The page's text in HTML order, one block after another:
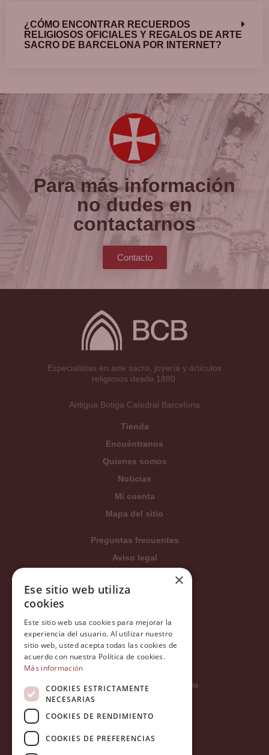
¿CÓMO ENCONTRAR RECUERDOS
RELIGIOSOS OFICIALES Y REGALOS DE ARTE
SACRO DE BARCELONA POR INTERNET?
Para más información
no dudes en
contactarnos
Contacto
Especialistas en arte sacro, joyería y artículos
religiosos desde 1880.
Antigua Botiga Catedral Barcelona
Tienda
Encuéntranos
Quienes somos
Noticias
Mi cuenta
Mapa del sitio
Preguntas frecuentes
Aviso legal
Condiciones generales
Política de privacidad
Política Integrada
Tratamiento de datos
Carrer del Duc, 12 - 08002 Barcelona
×
Ese sitio web utiliza
cookies
Este sitio web usa cookies para mejorar la
experiencia del usuario. Al utilizar nuestro
sitio web, usted acepta todas las cookies de
acuerdo con nuestra Política de cookies.
Más información
COOKIES ESTRICTAMENTE
NECESARIAS
COOKIES DE RENDIMIENTO
COOKIES DE PREFERENCIAS